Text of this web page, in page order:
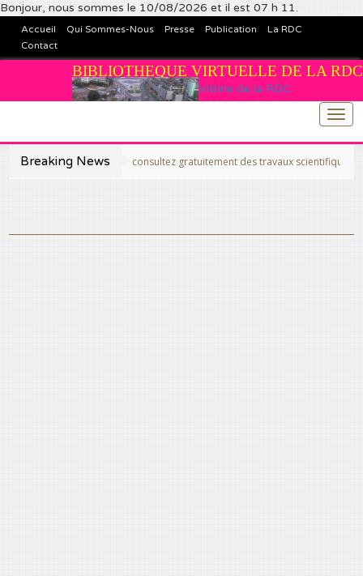
Bonjour, nous sommes le 10/08/2026 et il est 07 h 11.
Accueil Qui Sommes-Nous Presse Publication
La RDC
Contact
Vitrine de la RDC
BIBLIOTHEQUE VIRTUELLE DE LA RDC
Breaking News
>>Publiez et consultez gratuitement des travaux scientifiques fins prêts,